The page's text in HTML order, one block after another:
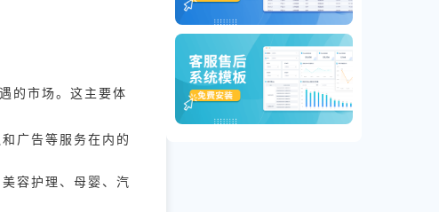
的市场。这主要体
广告等服务在内的
容护理、母婴、汽